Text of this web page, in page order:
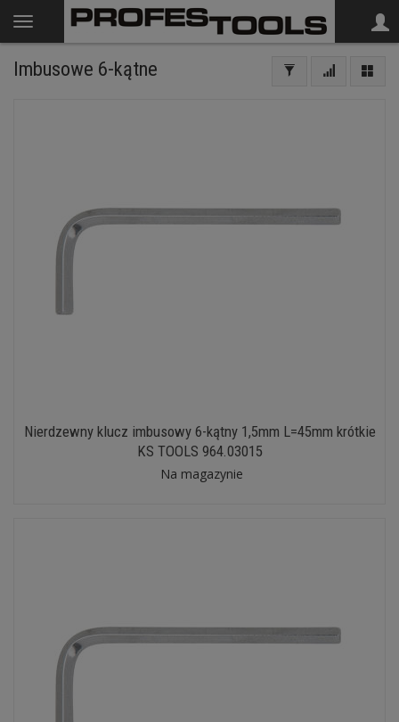
Imbusowe 6-kątne
Nierdzewny klucz imbusowy 6-kątny 1,5mm L=45mm krótkie
KS TOOLS 964.03015
Na magazynie